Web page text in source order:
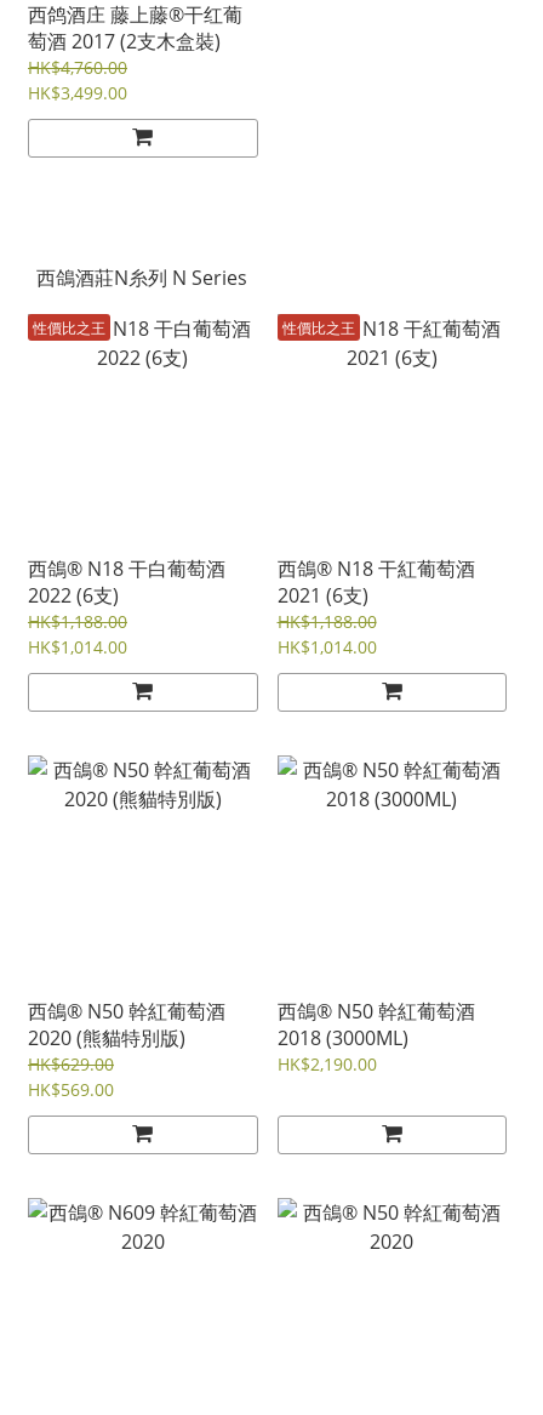
西鸽酒庄 藤上藤®干红葡
萄酒 2017 (2支木盒裝)
HK$4,760.00
HK$3,499.00
西鴿酒莊N糸列 N Series
性價比之王
西鴿® N18 干白葡萄酒
2022 (6支)
HK$1,188.00
HK$1,014.00
性價比之王
西鴿® N18 干紅葡萄酒
2021 (6支)
HK$1,188.00
HK$1,014.00
西鴿® N50 幹紅葡萄酒
2020 (熊貓特別版)
HK$629.00
HK$569.00
西鴿® N50 幹紅葡萄酒
2018 (3000ML)
HK$2,190.00